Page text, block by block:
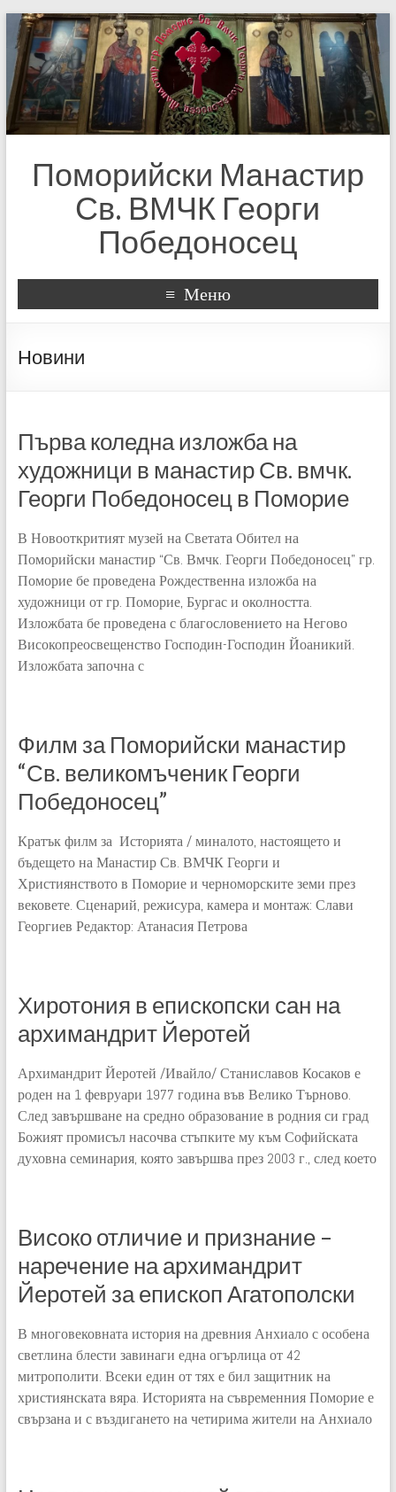
Поморийски Манастир
Св. ВМЧК Георги
Победоносец
Меню
Новини
Първа коледна изложба на
художници в манастир Св. вмчк.
Георги Победоносец в Поморие
В Новооткритият музей на Светата Обител на
Поморийски манастир “Св. Вмчк. Георги Победоносец” гр.
Поморие бе проведена Рождественна изложба на
художници от гр. Поморие, Бургас и околността.
Изложбата бе проведена с благословението на Негово
Високопреосвещенство Господин-Господин Йоаникий.
Изложбата започна с
Филм за Поморийски манастир
“Св. великомъченик Георги
Победоносец”
Кратък филм за Историята / миналото, настоящето и
бъдещето на Манастир Св. ВМЧК Георги и
Християнството в Поморие и черноморските земи през
вековете. Сценарий, режисура, камера и монтаж: Слави
Георгиев Редактор: Атанасия Петрова
Хиротония в епископски сан на
архимандрит Йеротей
Архимандрит Йеротей /Ивайло/ Станиславов Косаков е
роден на 1 февруари 1977 година във Велико Търново.
След завършване на средно образование в родния си град
Божият промисъл насочва стъпките му към Софийската
духовна семинария, която завършва през 2003 г., след което
Високо отличие и признание –
наречение на архимандрит
Йеротей за епископ Агатополски
В многовековната история на древния Анхиало с особена
светлина блести завинаги една огърлица от 42
митрополити. Всеки един от тях е бил защитник на
християнската вяра. Историята на съвременния Поморие е
свързана и с въздигането на четирима жители на Анхиало